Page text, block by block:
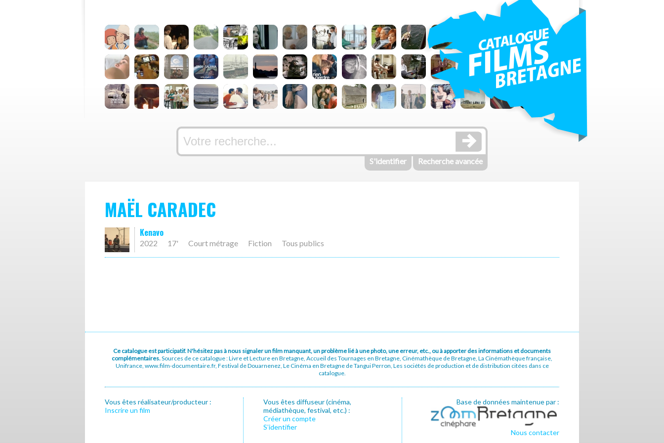
S'identifier Recherche avancée
MAËL CARADEC
Kenavo
2022 17' Court métrage Fiction Tous publics
Ce catalogue est participatif. N'hésitez pas à nous signaler un film manquant, un problème lié à une photo, une erreur, etc., ou à apporter des informations et documents
complémentaires.Sources de ce catalogue : Livre et Lecture en Bretagne, Accueil des Tournages en Bretagne, Cinémathèque de Bretagne, La Cinémathèque française,
Unifrance, www.film-documentaire.fr, Festival de Douarnenez, Le Cinéma en Bretagne de Tangui Perron, Les sociétés de production et de distribution citées dans ce
catalogue.
Vous êtes réalisateur/producteur :
Inscrire un film
Vous êtes diffuseur (cinéma,
médiathèque, festival, etc.) :
Créer un compte
S’identifier
Base de données maintenue par :
Nous contacter